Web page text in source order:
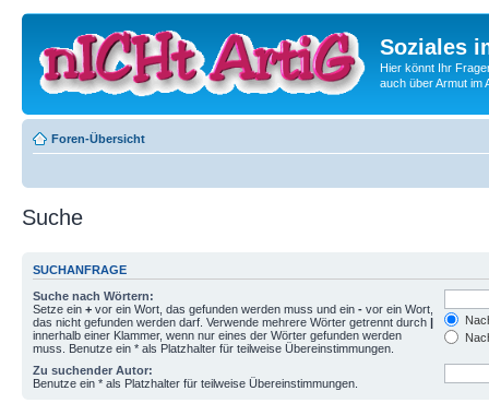
Soziales
Hier könnt Ihr
auch über Armut im
Foren-Übersicht
Suche
SUCHANFRAGE
Suche nach Wörtern:
Setze ein + vor ein Wort, das gefunden werden muss und ein - vor ein Wort,
das nicht gefunden werden darf. Verwende mehrere Wörter getrennt durch |
innerhalb einer Klammer, wenn nur eines der Wörter gefunden werden
muss. Benutze ein * als Platzhalter für teilweise Übereinstimmungen.
Zu suchender Autor:
Benutze ein * als Platzhalter für teilweise Übereinstimmungen.